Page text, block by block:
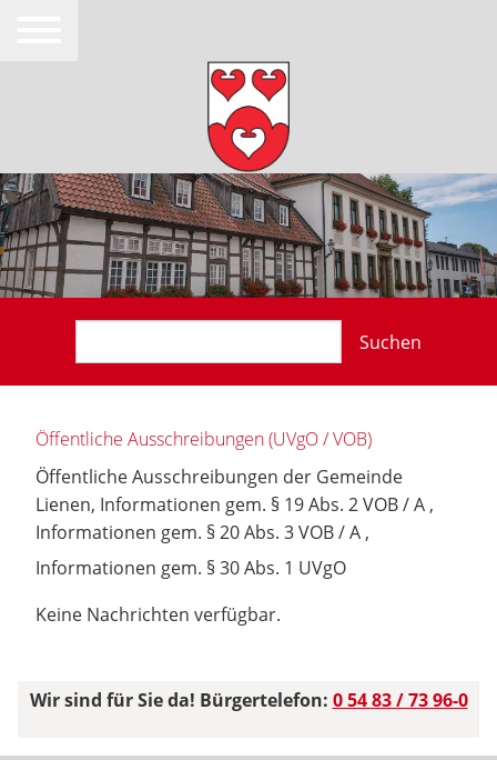
Suchen
Öffentliche Ausschreibungen (UVgO / VOB)
Öffentliche Ausschreibungen der Gemeinde
Lienen, Informationen gem. § 19 Abs. 2 VOB / A ,
Informationen gem. § 20 Abs. 3 VOB / A ,
Informationen gem. § 30 Abs. 1 UVgO
Keine Nachrichten verfügbar.
Wir sind für Sie da! Bürgertelefon: 0 54 83 / 73 96-0